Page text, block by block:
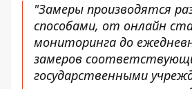
"Замеры производятся
способами, от онлайн
мониторинга до
замеров
государственными